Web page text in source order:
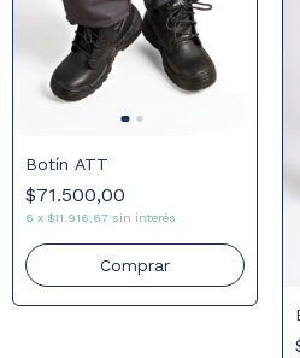
Botín ATT
$71.500,00
6 x $11.916,67 sin interés
Comprar